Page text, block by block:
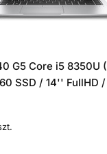
G5 Core i5 8350U
SSD / 14'' FullHD /